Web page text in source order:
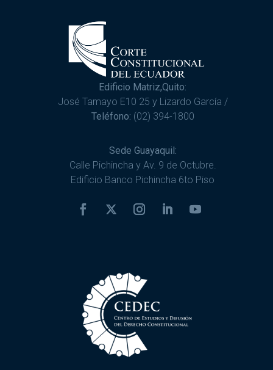
Edificio Matriz,Quito:
José Tamayo E10 25 y Lizardo García /
Teléfono: (02) 394-1800
Sede Guayaquil:
Calle Pichincha y Av. 9 de Octubre.
Edificio Banco Pichincha 6to Piso